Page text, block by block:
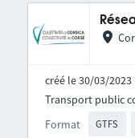
créé le 30/03/2023
Format GTFS
Transport public